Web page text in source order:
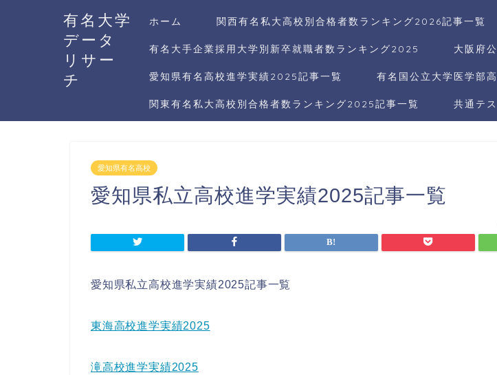
有名大学
データ
リサー
チ
ホーム 関西有名私大高校別合格者数ランキング2026記事一覧
有名大手企業採用大学別新卒就職者数ランキング2025 大阪府
愛知県有名高校進学実績2025記事一覧 有名国公立大学医学部
関東有名私大高校別合格者数ランキング2025記事一覧 共通テ
愛知県有名高校
愛知県私立高校進学実績2025記事一覧
愛知県私立高校進学実績2025記事一覧
東海高校進学実績2025
滝高校進学実績2025